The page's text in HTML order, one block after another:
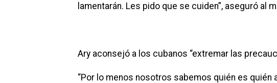
lamentarán. Les pido que se cuiden”, aseguró al
Ary aconsejó a los cubanos “extremar las
“Por lo menos nosotros sabemos quién es quién